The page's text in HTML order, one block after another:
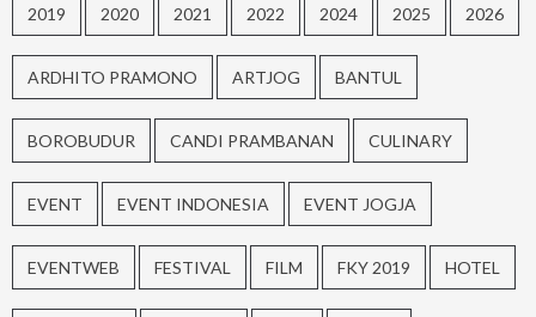
2019 2020 2021 2022 2024 2025 2026
ARDHITO PRAMONO ARTJOG BANTUL
BOROBUDUR CANDI PRAMBANAN CULINARY
EVENT EVENT INDONESIA EVENT JOGJA
EVENTWEB FESTIVAL FILM FKY 2019 HOTEL